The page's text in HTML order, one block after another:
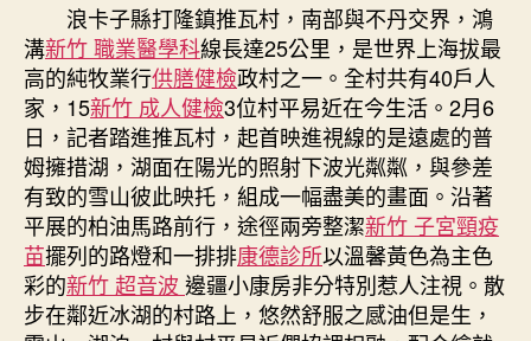
浪卡子縣打隆鎮推瓦村，南部與不丹交界，鴻
溝新竹 職業醫學科線長達25公里，是世界上海拔最
高的純牧業行供膳健檢政村之一。全村共有40戶人
家，15新竹 成人健檢3位村平易近在今生活。2月6
日，記者踏進推瓦村，起首映進視線的是遠處的普
姆擁措湖，湖面在陽光的照射下波光粼粼，與參差
有致的雪山彼此映托，組成一幅盡美的畫面。沿著
平展的柏油馬路前行，途徑兩旁整潔新竹 子宮頸疫
苗擺列的路燈和一排排康德診所以溫馨黃色為主色
彩的新竹 超音波 邊疆小康房非分特別惹人注視。散
步在鄰近冰湖的村路上，悠然舒服之感油但是生，